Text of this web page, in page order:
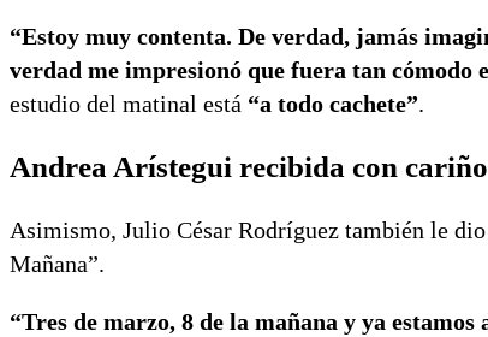
“Estoy muy contenta. De verdad, jamás
verdad me impresionó que fuera tan cómodo
estudio del matinal está “a todo cachete”.
Andrea Arístegui recibida con cariño
Asimismo, Julio César Rodríguez también le
Mañana”.
“Tres de marzo, 8 de la mañana y ya